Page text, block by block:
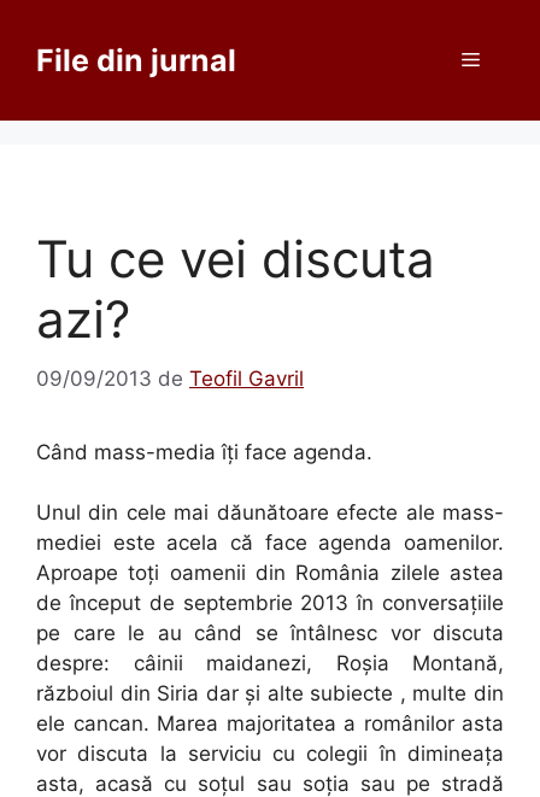
conținutFile din jurnal Meniu
Tu ce vei discuta
azi?
09/09/2013 de Teofil Gavril
Când mass-media îţi face agenda.
Unul din cele mai dăunătoare efecte ale mass-
mediei este acela că face agenda oamenilor.
Aproape toţi oamenii din România zilele astea
de început de septembrie 2013 în conversaţiile
pe care le au când se întâlnesc vor discuta
despre: câinii maidanezi, Roşia Montană,
războiul din Siria dar şi alte subiecte , multe din
ele cancan. Marea majoritatea a românilor asta
vor discuta la serviciu cu colegii în dimineaţa
asta, acasă cu soţul sau soţia sau pe stradă